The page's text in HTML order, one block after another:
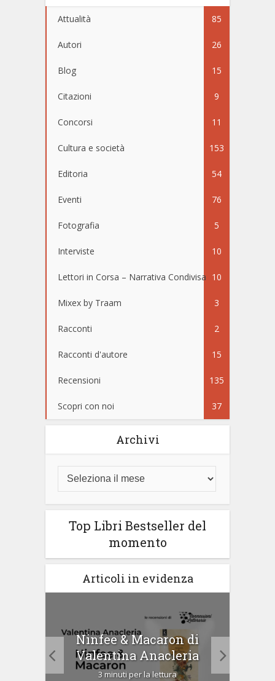
Attualità 85
Autori 26
Blog 15
Citazioni 9
Concorsi 11
Cultura e società 153
Editoria 54
Eventi 76
Fotografia 5
Interviste 10
Lettori in Corsa – Narrativa Condivisa 10
Mixex by Traam 3
Racconti 2
Racconti d'autore 15
Recensioni 135
Scopri con noi 37
Archivi
Top Libri Bestseller del
momento
Articoli in evidenza
Ninfee & Macaron di
Valentina Anacleria
3 minuti per la lettura